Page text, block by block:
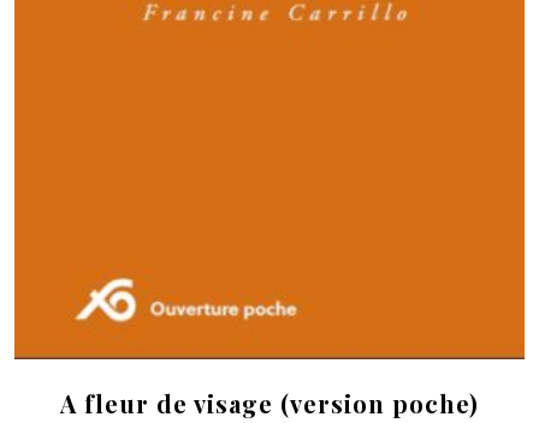
A fleur de visage (version poche)